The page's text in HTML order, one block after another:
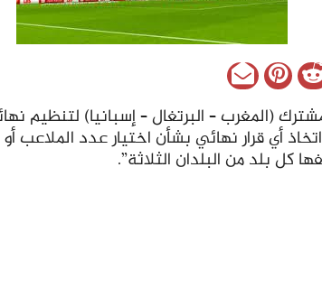
(المغرب – البرتغال – إسبانيا) لتنظيم
“لم يتم اتخاذ أي قرار نهائي بشأن اختيار عدد
كل بلد من البلدان الثلاثة”.